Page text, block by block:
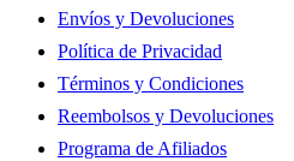
Envíos y Devoluciones
Política de Privacidad
Términos y Condiciones
Reembolsos y Devoluciones
Programa de Afiliados